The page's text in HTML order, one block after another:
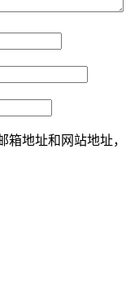
地址和网站地址，